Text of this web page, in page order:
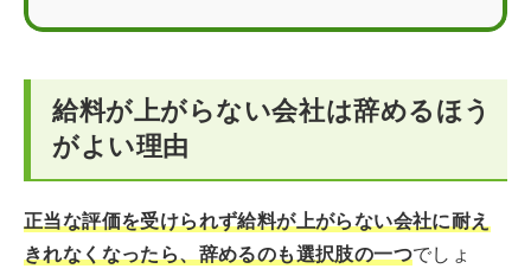
給料が上がらない会社を辞めるべきかに関するQ＆A
給料が上がらない会社は辞めるほう
がよい理由
正当な評価を受けられず給料が上がらない会社に耐え
きれなくなったら、辞めるのも選択肢の一つでしょ